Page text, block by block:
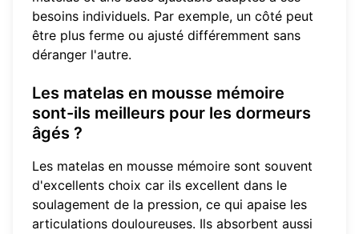
besoins individuels. Par exemple, un côté peut
être plus ferme ou ajusté différemment sans
déranger l'autre.
Les matelas en mousse mémoire
sont-ils meilleurs pour les dormeurs
âgés ?
Les matelas en mousse mémoire sont souvent
d'excellents choix car ils excellent dans le
soulagement de la pression, ce qui apaise les
articulations douloureuses. Ils absorbent aussi